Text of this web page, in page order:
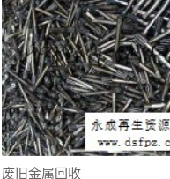
废旧金属回收